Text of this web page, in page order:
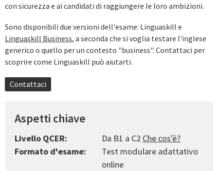
con sicurezza e ai candidati di raggiungere le loro ambizioni.
Sono disponibili due versioni dell'esame: Linguaskill e
Linguaskill Business, a seconda che si voglia testare l'inglese
generico o quello per un contesto "business". Contattaci per
scoprire come Linguaskill può aiutarti.
Contattaci
Aspetti chiave
Livello QCER: Da B1 a C2 Che cos'è?
Formato d'esame:
Test modulare adattativo
online